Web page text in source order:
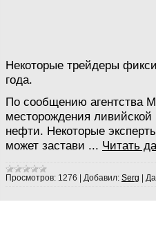
Некоторые трейдеры
года.
По сообщению агентства
месторождения
нефти. Некоторые
может застави ... Читать
Просмотров: 1276 | Добавил: Serg |